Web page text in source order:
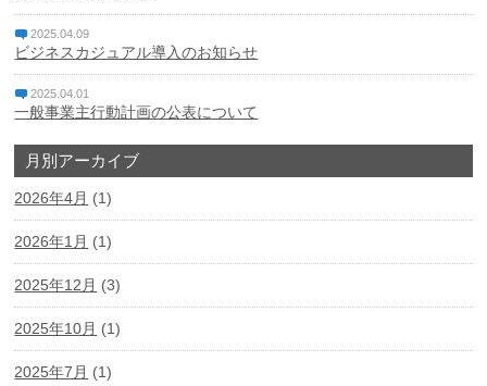
2025.04.09
ビジネスカジュアル導入のお知らせ
2025.04.01
一般事業主行動計画の公表について
月別アーカイブ
2026年4月 (1)
2026年1月 (1)
2025年12月 (3)
2025年10月 (1)
2025年7月 (1)